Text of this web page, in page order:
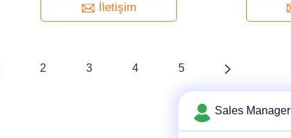
İletişim
2 3 4 5
Sales Manager